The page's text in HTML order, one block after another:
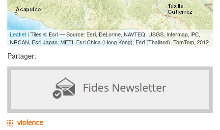
Leaflet | Tiles © Esri — Source: Esri, DeLorme, NAVTEQ, USGS, Intermap, iPC,
NRCAN, Esri Japan, METI, Esri China (Hong Kong), Esri (Thailand), TomTom, 2012
Partager:
violence